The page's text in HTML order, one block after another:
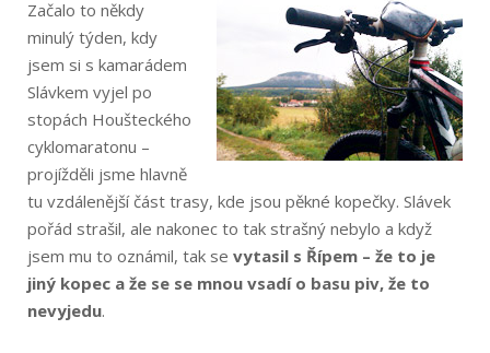
Začalo to někdy
minulý týden, kdy
jsem si s kamarádem
Slávkem vyjel po
stopách Houšteckého
cyklomaratonu –
projížděli jsme hlavně
tu vzdálenější část trasy, kde jsou pěkné kopečky. Slávek
pořád strašil, ale nakonec to tak strašný nebylo a když
jsem mu to oznámil, tak se vytasil s Řípem – že to je
jiný kopec a že se se mnou vsadí o basu piv, že to
nevyjedu.